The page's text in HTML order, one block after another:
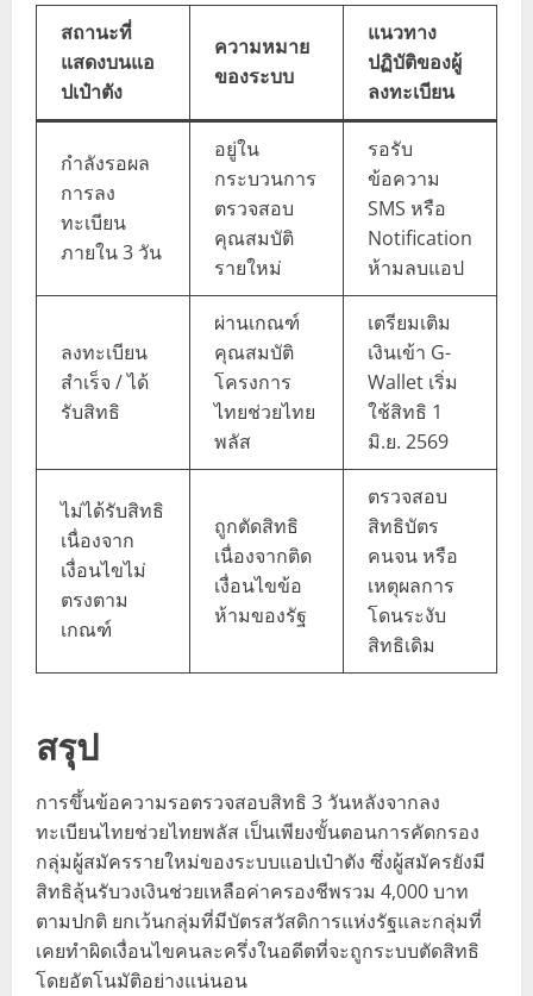
สถานะที่
แสดงบนแอ
ปเป๋าตัง
ความหมาย
ของระบบ
แนวทาง
ปฏิบัติของผู้
ลงทะเบียน
กำลังรอผล
การลง
ทะเบียน
ภายใน 3 วัน
อยู่ใน
กระบวนการ
ตรวจสอบ
คุณสมบัติ
รายใหม่
รอรับ
ข้อความ
SMS หรือ
Notification
ห้ามลบแอป
ลงทะเบียน
สำเร็จ / ได้
รับสิทธิ
ผ่านเกณฑ์
คุณสมบัติ
โครงการ
ไทยช่วยไทย
พลัส
เตรียมเติม
เงินเข้า G-
Wallet เริ่ม
ใช้สิทธิ 1
มิ.ย. 2569
ไม่ได้รับสิทธิ
เนื่องจาก
เงื่อนไขไม่
ตรงตาม
เกณฑ์
ถูกตัดสิทธิ
เนื่องจากติด
เงื่อนไขข้อ
ห้ามของรัฐ
ตรวจสอบ
สิทธิบัตร
คนจน หรือ
เหตุผลการ
โดนระงับ
สิทธิเดิม
สรุป
การขึ้นข้อความรอตรวจสอบสิทธิ 3 วันหลังจากลง
ทะเบียนไทยช่วยไทยพลัส เป็นเพียงขั้นตอนการคัดกรอง
กลุ่มผู้สมัครรายใหม่ของระบบแอปเป๋าตัง ซึ่งผู้สมัครยังมี
สิทธิลุ้นรับวงเงินช่วยเหลือค่าครองชีพรวม 4,000 บาท
ตามปกติ ยกเว้นกลุ่มที่มีบัตรสวัสดิการแห่งรัฐและกลุ่มที่
เคยทำผิดเงื่อนไขคนละครึ่งในอดีตที่จะถูกระบบตัดสิทธิ
โดยอัตโนมัติอย่างแน่นอน